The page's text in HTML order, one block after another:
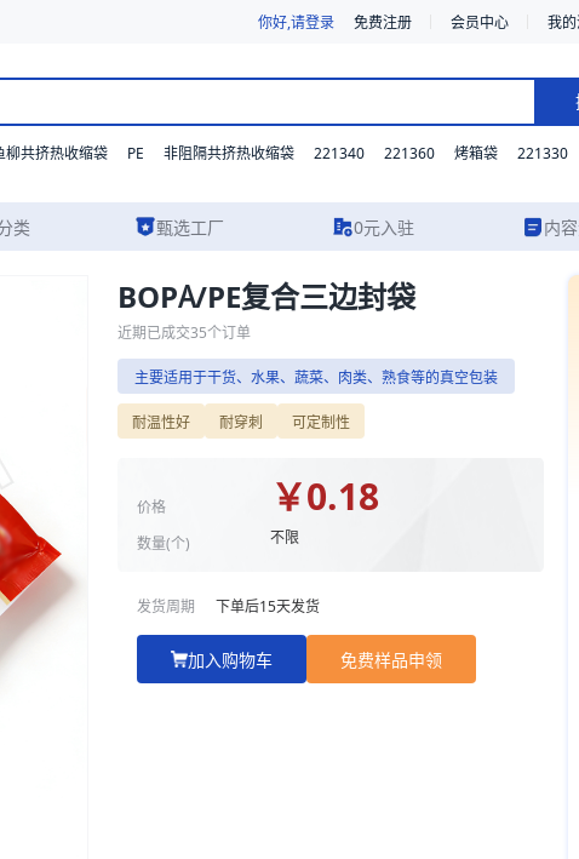
你好,请登录 免费注册 会员中心 我
柳共挤热收缩袋 PE 非阻隔共挤热收缩袋 221340 221360 烤箱袋 221330
类 甄选工厂 0元入驻 内
报价参考，主要适用于干货、水果、蔬菜、肉类、熟食等的真空包装。
BOPA/PE复合三边封袋
近期已成交35个订单
主要适用于干货、水果、蔬菜、肉类、熟食等的真空包装
耐温性好 耐穿刺 可定制性
价格
数量(个)
￥0.18
不限
发货周期 下单后15天发货
加入购物车 免费样品申领
浙江明凯新材料股份有限公司
智能物流
主营业务: 彩印复合软包装卷膜、袋子；拉伸成型
优势工艺: 智能型先进工厂、专业研发团队为客户